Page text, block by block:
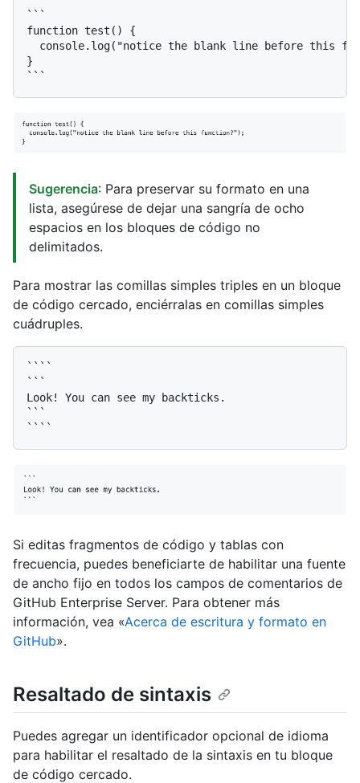
```
function test() {
console.log("notice the blank line before this
}
Sugerencia: Para preservar su formato en una
lista, asegúrese de dejar una sangría de ocho
espacios en los bloques de código no
delimitados.
Para mostrar las comillas simples triples en un bloque
de código cercado, enciérralas en comillas simples
cuádruples.
````
```
Look! You can see my backticks.
```
Si editas fragmentos de código y tablas con
frecuencia, puedes beneficiarte de habilitar una fuente
de ancho fijo en todos los campos de comentarios de
GitHub Enterprise Server. Para obtener más
información, vea «Acerca de escritura y formato en
GitHub».
Resaltado de sintaxis
Puedes agregar un identificador opcional de idioma
para habilitar el resaltado de la sintaxis en tu bloque
de código cercado.